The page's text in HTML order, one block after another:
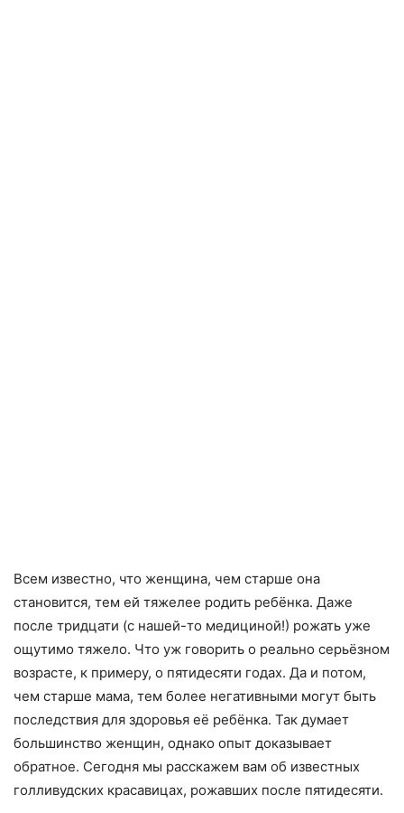
Всем известно, что женщина, чем старше она
становится, тем ей тяжелее родить ребёнка. Даже
после тридцати (с нашей-то медициной!) рожать уже
ощутимо тяжело. Что уж говорить о реально серьёзном
возрасте, к примеру, о пятидесяти годах. Да и потом,
чем старше мама, тем более негативными могут быть
последствия для здоровья её ребёнка. Так думает
большинство женщин, однако опыт доказывает
обратное. Сегодня мы расскажем вам об известных
голливудских красавицах, рожавших после пятидесяти.